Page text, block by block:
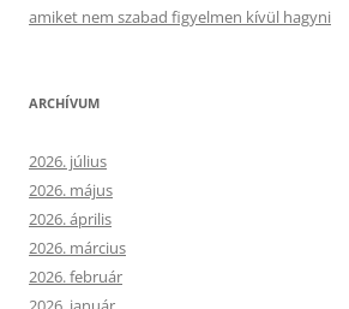
amiket nem szabad figyelmen kívül hagyni
ARCHÍVUM
2026. július
2026. május
2026. április
2026. március
2026. február